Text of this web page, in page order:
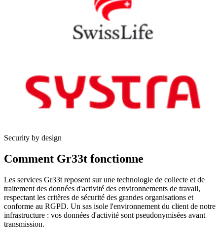
Security by design
Comment Gr33t fonctionne
Les services Gr33t reposent sur une technologie de collecte et de
traitement des données d'activité des environnements de travail,
respectant les critères de sécurité des grandes organisations et
conforme au RGPD. Un sas isole l'environnement du client de notre
infrastructure : vos données d'activité sont pseudonymisées avant
transmission.